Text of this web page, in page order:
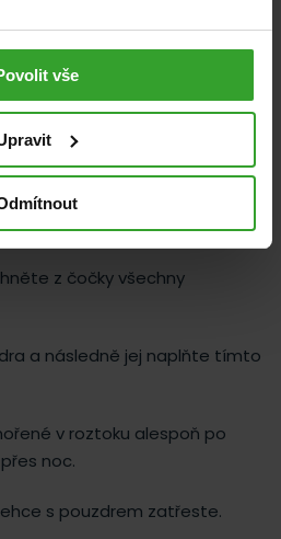
vše
ruce.
dlaně, kápněte na ni několik
ji promasírujte prstem po obou
z čočky všechny
a následně jej naplňte tímto
v roztoku alespoň po
noc.
s pouzdrem zatřeste.